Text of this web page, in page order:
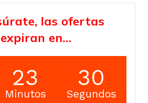
las ofertas
expiran en…
23
Minutos
29
Segundos